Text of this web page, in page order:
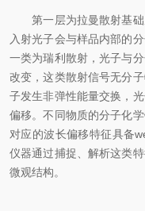
第一层为拉曼散射基础
入射光子会与样品内部的
一类为瑞利散射，光子与
改变，这类散射信号无分
子发生非弹性能量交换，
偏移。不同物质的分子化
对应的波长偏移特征具备
仪器通过捕捉、解析这类
微观结构。